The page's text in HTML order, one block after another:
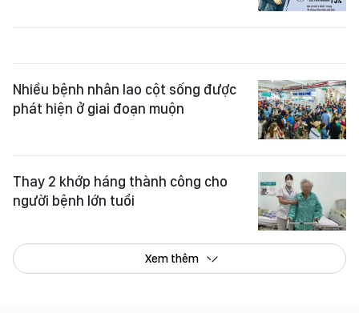
Nhiều bệnh nhân lao cột sống được
phát hiện ở giai đoạn muộn
Thay 2 khớp háng thành công cho
người bệnh lớn tuổi
Xem thêm